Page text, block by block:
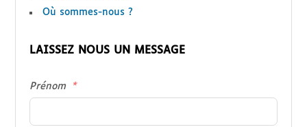
Où sommes-nous ?
LAISSEZ NOUS UN MESSAGE
Prénom